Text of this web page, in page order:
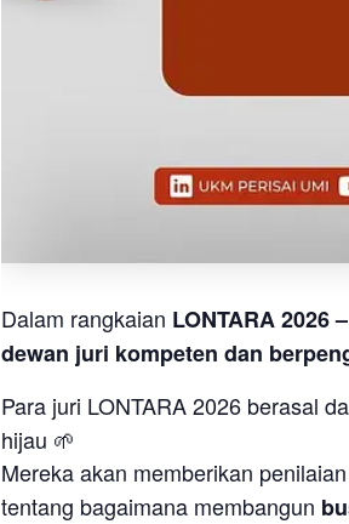
Dalam rangkaian LONTARA 2026
dewan juri kompeten dan
Para juri LONTARA 2026 berasal
hijau 🌱
Mereka akan memberikan
tentang bagaimana membangun